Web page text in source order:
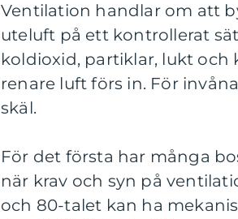
Ventilation handlar om att
uteluft på ett kontrollerat
koldioxid, partiklar, lukt och
renare luft förs in. För
skäl.
För det första har många
när krav och syn på
och 80-talet kan ha